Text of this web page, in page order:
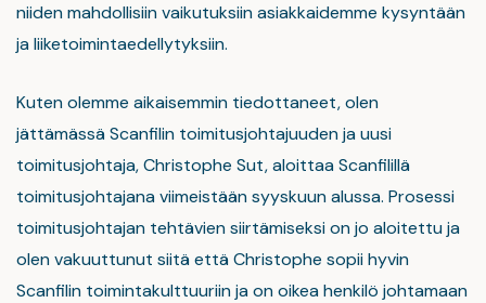
niiden mahdollisiin vaikutuksiin asiakkaidemme kysyntään
ja liiketoimintaedellytyksiin.
Kuten olemme aikaisemmin tiedottaneet, olen
jättämässä Scanfilin toimitusjohtajuuden ja uusi
toimitusjohtaja, Christophe Sut, aloittaa Scanfilillä
toimitusjohtajana viimeistään syyskuun alussa. Prosessi
toimitusjohtajan tehtävien siirtämiseksi on jo aloitettu ja
olen vakuuttunut siitä että Christophe sopii hyvin
Scanfilin toimintakulttuuriin ja on oikea henkilö johtamaan